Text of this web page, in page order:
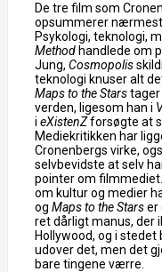
De tre film som
opsummerer
Psykologi, teknologi,
Method handlede om
Jung, Cosmopolis
teknologi knuser alt
Maps to the Starstager
verden, ligesom han i
i eXistenZforsøgte at
Mediekritikken har
Cronenbergs virke,
selvbevidste at selv
pointer om
om kultur og medier
og Maps to the Starser
ret dårligt manus, der
Hollywood, og i
udover det, men det
bare tingene værre.